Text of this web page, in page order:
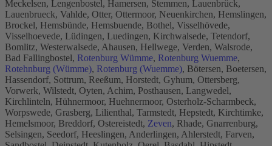
Meckelsen, Lengenbostel, Hamersen, Stemmen, Lauenbrück,
Lauenbrueck, Vahlde, Otter, Ottermoor, Neuenkirchen, Hemslingen,
Brockel, Hemsbünde, Hemsbuende, Bothel, Visselhövede,
Visselhoevede, Lüdingen, Luedingen, Kirchwalsede, Tetendorf,
Bomlitz, Westerwalsede, Ahausen, Hellwege, Verden, Walsrode,
Bad Fallingbostel, Rotenburg Wümme, Rotenburg Wuemme,
Rotehnburg (Wümme), Rotenburg (Wuemme), Bötersen, Boetersen,
Hassendorf, Sottrum, Reeßum, Horstedt, Gyhum, Ottersberg,
Vorwerk, Wilstedt, Oyten, Achim, Posthausen, Langwedel,
Kirchlinteln, Hühnermoor, Huehnermoor, Osterholz-Scharmbeck,
Worpswede, Grasberg, Lilienthal, Tarmstedt, Hepstedt, Kirchtimke,
Hemelsmoor, Breddorf, Ostereistedt, Zeven, Rhade, Gnarrenburg,
Selsingen, Seedorf, Heeslingen, Anderlingen, Ahlerstedt, Farven,